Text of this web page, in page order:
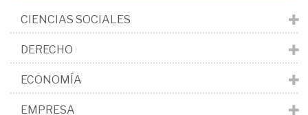
CIENCIAS SOCIALES
DERECHO
ECONOMÍA
EMPRESA